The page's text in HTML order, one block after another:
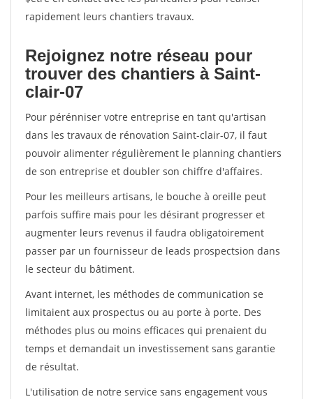
rapidement leurs chantiers travaux.
Rejoignez notre réseau pour
trouver des chantiers à Saint-
clair-07
Pour pérénniser votre entreprise en tant qu'artisan
dans les travaux de rénovation Saint-clair-07, il faut
pouvoir alimenter régulièrement le planning chantiers
de son entreprise et doubler son chiffre d'affaires.
Pour les meilleurs artisans, le bouche à oreille peut
parfois suffire mais pour les désirant progresser et
augmenter leurs revenus il faudra obligatoirement
passer par un fournisseur de leads prospectsion dans
le secteur du bâtiment.
Avant internet, les méthodes de communication se
limitaient aux prospectus ou au porte à porte. Des
méthodes plus ou moins efficaces qui prenaient du
temps et demandait un investissement sans garantie
de résultat.
L'utilisation de notre service sans engagement vous